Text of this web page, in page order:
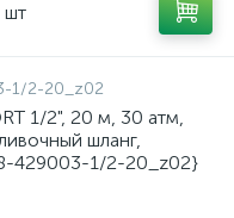
шт
1/2-20_z02
1/2", 20 м, 30 атм,
шланг,
429003-1/2-20_z02}